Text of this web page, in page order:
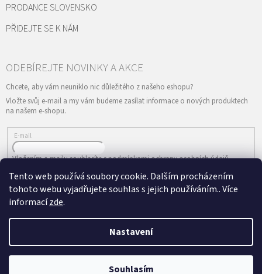
Tento web používá soubory cookie. Dalším procházením
tohoto webu vyjadřujete souhlas s jejich používáním.. Více
informacízde.
Nastavení
Souhlasím
PRODANCE SLOVENSKO
PŘIDEJTE SE K NÁM
Vložte svůj e-mail a my vám budeme zasílat informace o nových produktech
na našem e-shopu.
E-mail
Vložením e-mailu souhlasíte spodmínkami ochrany osobních údajů
PŘIHLÁSIT SE
vyhrazena.